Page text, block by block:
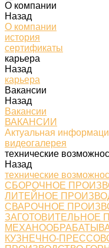
О компании
Назад
О компании
история
сертификаты
карьера
Назад
карьера
Вакансии
Назад
Вакансии
ВАКАНСИИ
Актуальная
видеогалерея
технические
Назад
технические
СБОРОЧНОЕ
ЛИТЕЙНОЕ
СВАРОЧНОЕ
ЗАГОТОВИТЕЛЬНОЕ
КУЗНЕЧНО-